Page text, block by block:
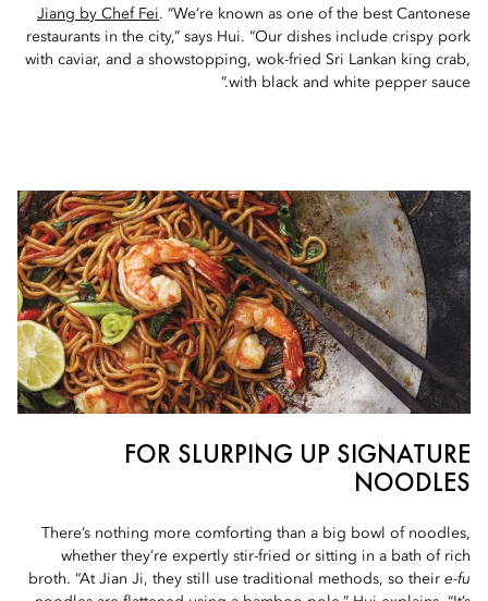
Jiang by Chef Fei. “We’re known as one of the best Cantonese
restaurants in the city,” says Hui. “Our dishes include crispy pork
with caviar, and a showstopping, wok-fried Sri Lankan king crab,
with black and white pepper sauce.”
FOR SLURPING UP SIGNATURE
NOODLES
There’s nothing more comforting than a big bowl of noodles,
whether they’re expertly stir-fried or sitting in a bath of rich
broth. “At Jian Ji, they still use traditional methods, so their e-fu